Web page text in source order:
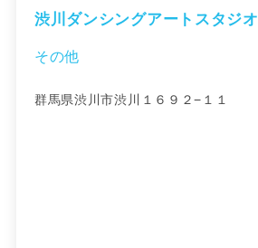
渋川ダンシングアートスタジオ
その他
群馬県渋川市渋川１６９２−１１